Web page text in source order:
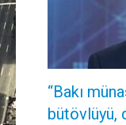
“Bakı
bütövlüyü,